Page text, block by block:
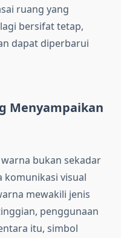
ruang yang
bersifat tetap,
dapat diperbarui
Menyampaikan
bukan sekadar
komunikasi visual
mewakili jenis
penggunaan
itu, simbol